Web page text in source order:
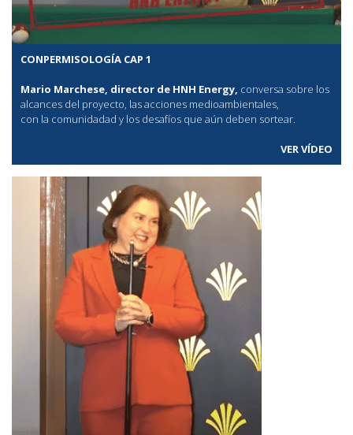
CONPERMISOLOGÍA CAP 1
Mario Marchese, director de HNH Energy, conversa sobre los
alcances del proyecto, las acciones medioambientales,
con la comunidadad y los desafíos que aún deben sortear.
VER VÍDEO